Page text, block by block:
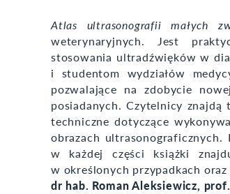
Atlas ultrasonografii małych
weterynaryjnych. Jest
stosowania ultradźwięków w
i studentom wydziałów
pozwalające na zdobycie
posiadanych. Czytelnicy
techniczne dotyczące
obrazach ultrasonograficznych.
w każdej części książki
w określonych przypadkach
dr hab. Roman Aleksiewicz,